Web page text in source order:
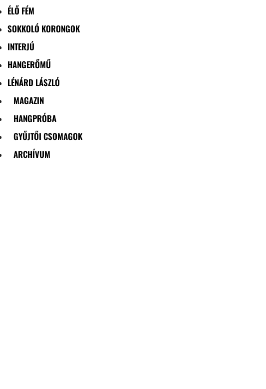
ÉLŐ FÉM
SOKKOLÓ KORONGOK
INTERJÚ
HANGERŐMŰ
LÉNÁRD LÁSZLÓ
MAGAZIN
HANGPRÓBA
GYŰJTŐI CSOMAGOK
ARCHÍVUM